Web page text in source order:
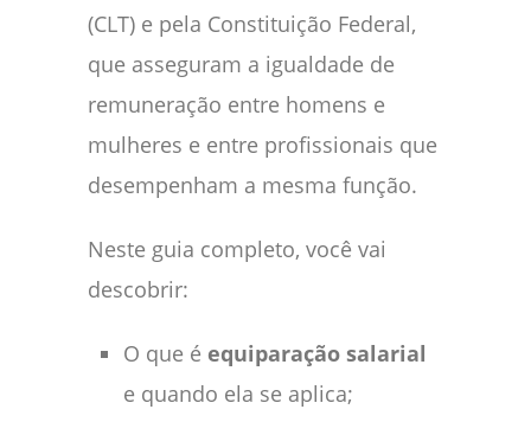
(CLT) e pela Constituição Federal,
que asseguram a igualdade de
remuneração entre homens e
mulheres e entre profissionais que
desempenham a mesma função.
Neste guia completo, você vai
descobrir:
O que é equiparação salarial
e quando ela se aplica;